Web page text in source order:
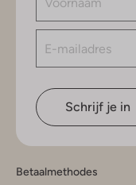
Schrijf je in
Betaalmethodes